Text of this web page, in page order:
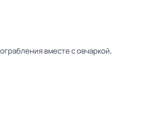
вместе с овчаркой,